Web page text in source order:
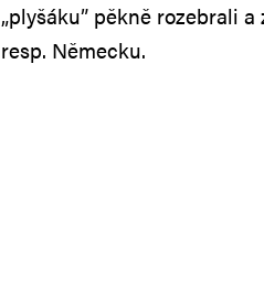
„plyšáku” pěkně rozebrali
resp. Německu.